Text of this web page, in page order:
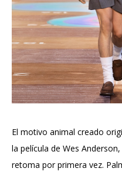
El motivo animal creado
la película de Wes Anderson,
retoma por primera vez.